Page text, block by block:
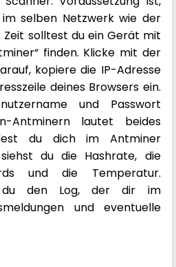
selben Netzwerk wie der
Zeit solltest du ein Gerät mit
finden. Klicke mit der
kopiere die IP-Adresse
deines Browsers ein.
und Passwort
Antminern lautet beides
du dich im Antminer
du die Hashrate, die
und die Temperatur.
du den Log, der dir im
und eventuelle